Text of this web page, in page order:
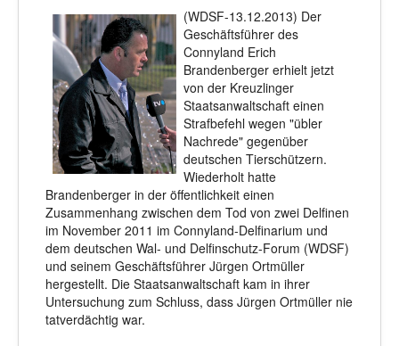
(WDSF-13.12.2013) Der
Geschäftsführer des
Connyland Erich
Brandenberger erhielt jetzt
von der Kreuzlinger
Staatsanwaltschaft einen
Strafbefehl wegen "übler
Nachrede" gegenüber
deutschen Tierschützern.
Wiederholt hatte
Brandenberger in der öffentlichkeit einen
Zusammenhang zwischen dem Tod von zwei Delfinen
im November 2011 im Connyland-Delfinarium und
dem deutschen Wal- und Delfinschutz-Forum (WDSF)
und seinem Geschäftsführer Jürgen Ortmüller
hergestellt. Die Staatsanwaltschaft kam in ihrer
Untersuchung zum Schluss, dass Jürgen Ortmüller nie
tatverdächtig war.